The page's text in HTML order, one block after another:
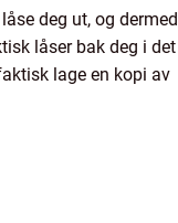
deg ut, og dermed
låser bak deg i det
lage en kopi av